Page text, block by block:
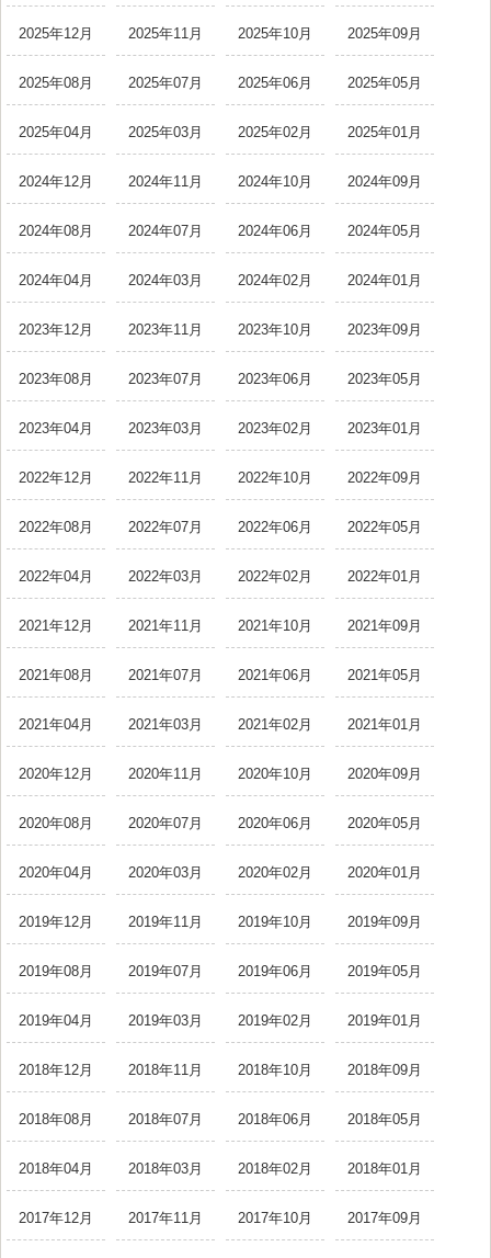
2025年12月 2025年11月 2025年10月 2025年09月
2025年08月 2025年07月 2025年06月 2025年05月
2025年04月 2025年03月 2025年02月 2025年01月
2024年12月 2024年11月 2024年10月 2024年09月
2024年08月 2024年07月 2024年06月 2024年05月
2024年04月 2024年03月 2024年02月 2024年01月
2023年12月 2023年11月 2023年10月 2023年09月
2023年08月 2023年07月 2023年06月 2023年05月
2023年04月 2023年03月 2023年02月 2023年01月
2022年12月 2022年11月 2022年10月 2022年09月
2022年08月 2022年07月 2022年06月 2022年05月
2022年04月 2022年03月 2022年02月 2022年01月
2021年12月 2021年11月 2021年10月 2021年09月
2021年08月 2021年07月 2021年06月 2021年05月
2021年04月 2021年03月 2021年02月 2021年01月
2020年12月 2020年11月 2020年10月 2020年09月
2020年08月 2020年07月 2020年06月 2020年05月
2020年04月 2020年03月 2020年02月 2020年01月
2019年12月 2019年11月 2019年10月 2019年09月
2019年08月 2019年07月 2019年06月 2019年05月
2019年04月 2019年03月 2019年02月 2019年01月
2018年12月 2018年11月 2018年10月 2018年09月
2018年08月 2018年07月 2018年06月 2018年05月
2018年04月 2018年03月 2018年02月 2018年01月
2017年12月 2017年11月 2017年10月 2017年09月